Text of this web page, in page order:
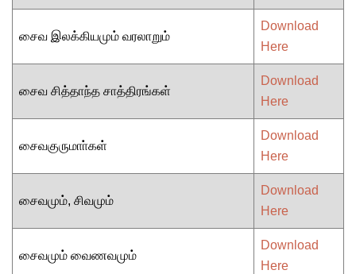
சைவ இலக்கியமும் வரலாறும்
Download
Here
சைவ சித்தாந்த சாத்திரங்கள்
Download
Here
சைவகுருமாா்கள்
Download
Here
சைவமும், சிவமும்
Download
Here
சைவமும் வைணவமும்
Download
Here